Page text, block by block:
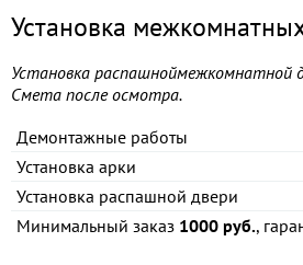
Установка
Установка распашноймежкомнатной
Смета после осмотра.
Демонтажные работы
Установка арки
Установка распашной двери
Минимальный заказ 1000 руб.,